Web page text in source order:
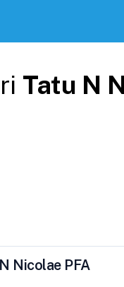
Tatu N
Nicolae PFA